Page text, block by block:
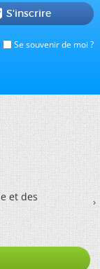
Se souvenir de moi ?
S'inscrire
et des